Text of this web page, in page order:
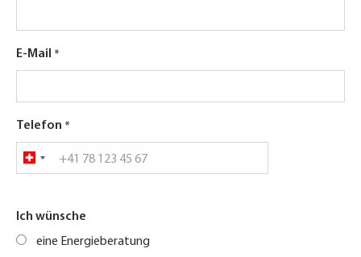
E-Mail
Telefon
Ich wünsche
eine Energieberatung